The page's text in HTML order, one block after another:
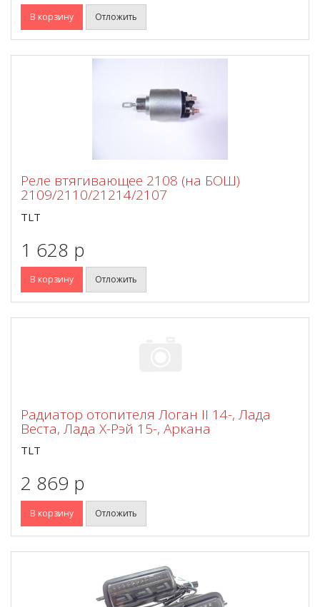
В корзину Отложить
Реле втягивающее 2108 (на БОШ)
2109/2110/21214/2107
TLT
1 628 p
В корзину Отложить
Радиатор отопителя Логан II 14-, Лада
Веста, Лада Х-Рэй 15-, Аркана
TLT
2 869 p
В корзину Отложить